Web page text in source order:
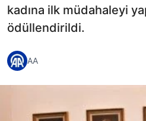
kadına ilk müdahaleyi
ödüllendirildi.
AA